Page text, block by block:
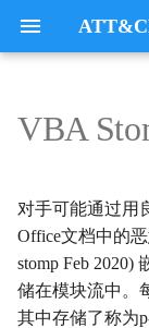
始
搜
索
指挥与控制
凭证访问
防御逃避
VBA
对手可能通过用
Office文档中的
stomp Feb
储在模块流中。
其中存储了称为